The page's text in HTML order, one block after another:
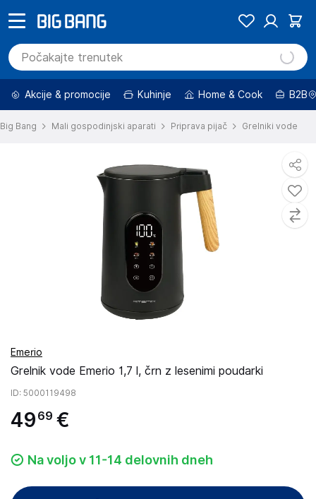
Akcije & promocije Kuhinje Home & Cook B2B
Big Bang Mali gospodinjski aparati Priprava pijač Grelniki vode
Emerio
Grelnik vode Emerio 1,7 l, črn z lesenimi poudarki
ID: 5000119498
49 69 €
Na voljo v 11-14 delovnih dneh